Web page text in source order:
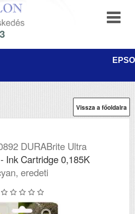
Vissza a főoldalra
DURABrite Ultra
Ink Cartridge 0,185K
eredeti